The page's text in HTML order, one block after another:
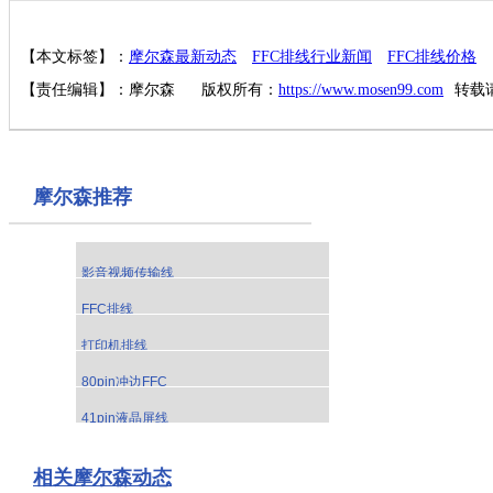
【本文标签】： 摩尔森最新动态 FFC排线行业新闻
FFC排线价格
【责任编辑】： 摩尔森 版权所有： https://www.mosen99.com 转载
摩尔森推荐
影音视频传输线
FFC排线
打印机排线
80pin冲边FFC
41pin液晶屏线
相关摩尔森动态